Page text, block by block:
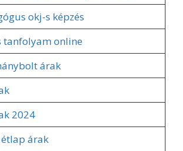
okj-s képzés
tanfolyam online
árak
2024
árak